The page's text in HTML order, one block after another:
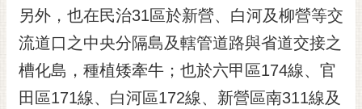
導
覽
訂
閱
RSS
另外，也在民治31區於新營、白河及柳營等交
流道口之中央分隔島及轄管道路與省道交接之
槽化島，種植矮牽牛；也於六甲區174線、官
田區171線、白河區172線、新營區南311線及